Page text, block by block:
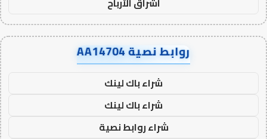
روابط نصية AA14704
شراء باك لينك
شراء باك لينك
شراء روابط نصية